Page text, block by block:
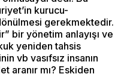
kurucu-
gerekmektedir.
bir yönetim anlayışı ve
yeniden tahsis
vb vasıfsız insanın
aranır mı? Eskiden